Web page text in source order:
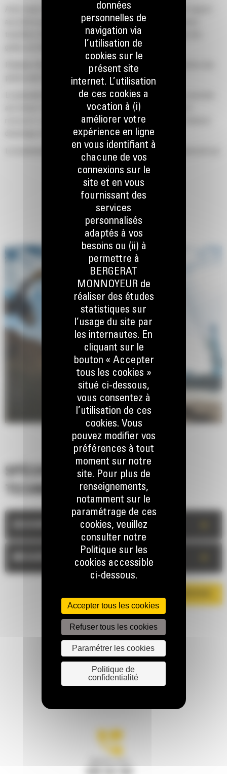
Avec jusqu'à 10 % de capacité de remplissage en plus par rapport
aux autres grappins en demi-coquille disponibles, vous pouvez
transférer de larges volumes de matériaux en vrac tels que des
grains, du charbon, du sable et du gravier.
Déplacez des charges importantes grâce à une large ouverture des
pinces pour la manutention.
La puissante force de fermeture des coquilles de grappin, associée
aux temps d'ouverture et de fermeture rapides, vous aide à
raccourcir vos temps de cycle et à rester à la tâche pour déplacer
davantage de tonnes par heure.
Le localisateur d'équipement PL161 Cat est un appareil Bluetooth qui
vous permet de trouver votre accessoire rapidement et simplement.
Le lecteur Bluetooth embarqué de la machine et l'application Cat sur
votre téléphone permettent de détecter automatiquement
Obtenez des charges cibles précises et augmentez l'efficacité de
chargement grâce à la pesée mobile et aux estimations en temps
réel de votre charge utile sans avoir à pivoter.
Les machines Cat sont préprogrammées avec des paramètres de
performance optimaux pour votre grappin afin d'optimiser le
couplage et l'efficacité de la machine et du grappin.
SPÉCIFICATIONS
TECHNIQUES
données
personnelles de
navigation via
l’utilisation de
cookies sur le
présent site
internet. L’utilisation
de ces cookies a
vocation à (i)
améliorer votre
expérience en ligne
en vous identifiant à
chacune de vos
connexions sur le
site et en vous
fournissant des
services
personnalisés
adaptés à vos
besoins ou (ii) à
permettre à
BERGERAT
MONNOYEUR de
réaliser des études
statistiques sur
l’usage du site par
les internautes. En
cliquant sur le
bouton « Accepter
tous les cookies »
situé ci-dessous,
vous consentez à
l’utilisation de ces
cookies. Vous
pouvez modifier vos
préférences à tout
moment sur notre
site. Pour plus de
renseignements,
notamment sur le
paramétrage de ces
cookies, veuillez
consulter notre
Politique sur les
cookies accessible
ci-dessous.
Accepter tous les cookies
Refuser tous les cookies
Paramétrer les cookies
Politique de
confidentialité